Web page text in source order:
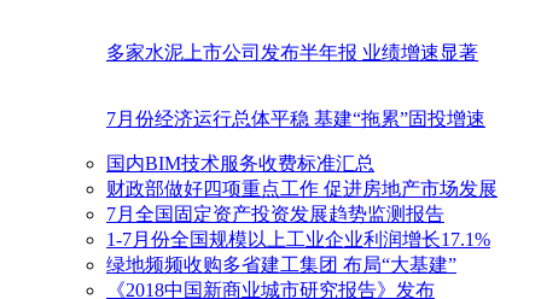
多家水泥上市公司发布半年报 业绩增速显著
7月份经济运行总体平稳 基建“拖累”固投增速
国内BIM技术服务收费标准汇总
财政部做好四项重点工作 促进房地产市场发展
7月全国固定资产投资发展趋势监测报告
1-7月份全国规模以上工业企业利润增长17.1%
绿地频频收购多省建工集团 布局“大基建”
《2018中国新商业城市研究报告》发布